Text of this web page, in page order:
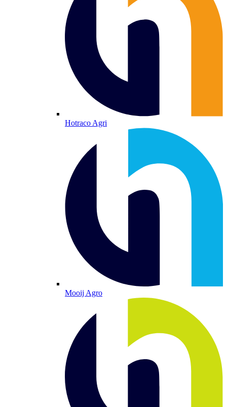
Hotraco Agri
Mooij Agro